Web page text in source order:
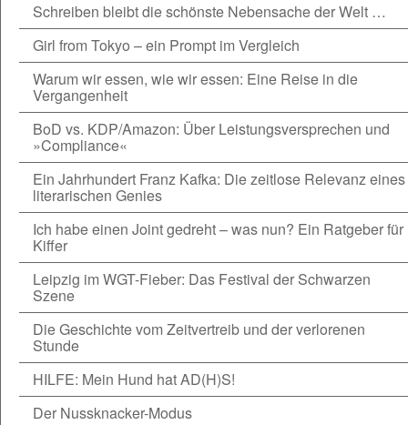
Schreiben bleibt die schönste Nebensache der Welt …
Girl from Tokyo – ein Prompt im Vergleich
Warum wir essen, wie wir essen: Eine Reise in die
Vergangenheit
BoD vs. KDP/Amazon: Über Leistungsversprechen und
»Compliance«
Ein Jahrhundert Franz Kafka: Die zeitlose Relevanz eines
literarischen Genies
Ich habe einen Joint gedreht – was nun? Ein Ratgeber für
Kiffer
Leipzig im WGT-Fieber: Das Festival der Schwarzen
Szene
Die Geschichte vom Zeitvertreib und der verlorenen
Stunde
HILFE: Mein Hund hat AD(H)S!
Der Nussknacker-Modus